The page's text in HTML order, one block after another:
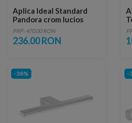
Aplica Ideal Standard
Pandora crom lucios
60.8x11.2 cm
PRP: 470.00 RON
236.00 RON
-38% -